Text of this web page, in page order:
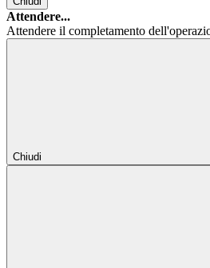
Attendere...
Attendere il completamento
Chiudi